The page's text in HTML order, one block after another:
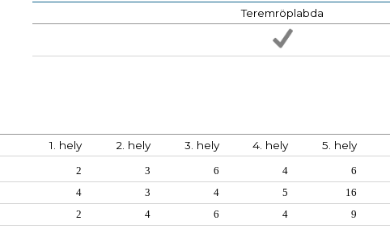
Teremröplabda
1. hely 2. hely 3. hely 4. hely 5. hely
2 3 6 4 6
4 3 4 5 16
2 4 6 4 9